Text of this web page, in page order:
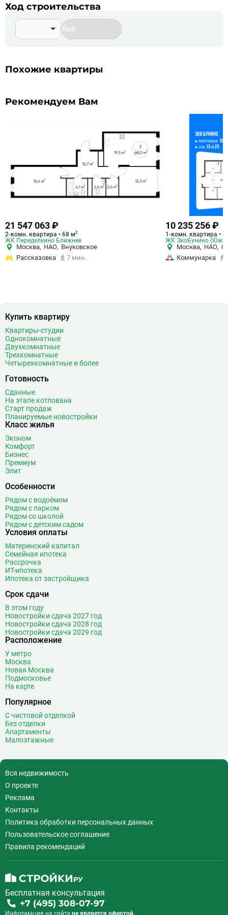
впечатление простора. А виды на лес и реки станут
неотъемлемой частью вашего интерьера.
Ход строительства
Похожие квартиры
Рекомендуем Вам
21 547 063 ₽
2-комн. квартира • 68 м2
ЖК Переделкино Ближнее
Москва, НАО, Внуковское
Рассказовка
7 мин.
10 235 256 ₽
1-комн. квартира •
ЖК ЭкоБунино
Москва, НАО,
Коммунарка
Купить квартиру
Квартиры-студии
Однокомнатные
Двухкомнатные
Трехкомнатные
Четырехкомнатные и более
Готовность
Сданные
На этапе котлована
Старт продаж
Планируемые новостройки
Класс жилья
Эконом
Комфорт
Бизнес
Премиум
Элит
Особенности
Рядом с водоёмом
Рядом с парком
Рядом со школой
Рядом с детским садом
Условия оплаты
Материнский капитал
Семейная ипотека
Рассрочка
ИТ-ипотека
Ипотека от застройщика
Срок сдачи
В этом году
Новостройки сдача 2027 год
Новостройки сдача 2028 год
Новостройки сдача 2029 год
Расположение
У метро
Москва
Новая Москва
Подмосковье
На карте
Популярное
С чистовой отделкой
Без отделки
Апартаменты
Малоэтажные
Вся недвижимость
О проекте
Реклама
Контакты
Политика обработки персональных данных
Пользовательское соглашение
Правила рекомендаций
Бесплатная консультация
+7 (495) 308-07-97
Информация на сайте не является офертой.